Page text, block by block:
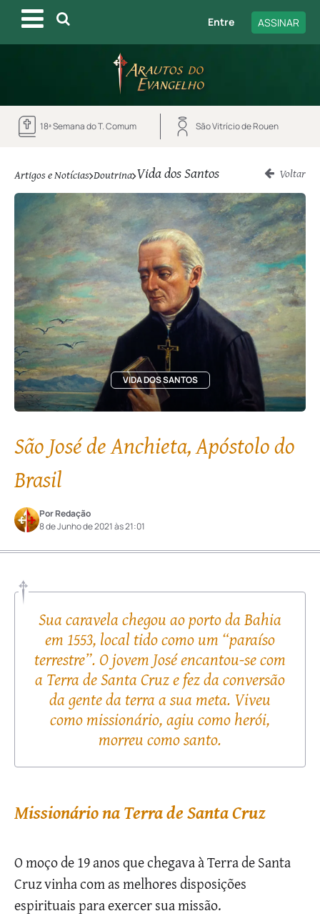
Entre ASSINAR
18ª Semana do T. Comum São Vitrício de Rouen
Artigos e Notícias Doutrina Vida dos Santos Voltar
VIDA DOS SANTOS
São José de Anchieta, Apóstolo do
Brasil
Por Redação
8 de Junho de 2021 às 21:01
Sua caravela chegou ao porto da Bahia
em 1553, local tido como um “paraíso
terrestre”. O jovem José encantou-se com
a Terra de Santa Cruz e fez da conversão
da gente da terra a sua meta. Viveu
como missionário, agiu como herói,
morreu como santo.
Missionário na Terra de Santa Cruz
O moço de 19 anos que chegava à Terra de Santa
Cruz vinha com as melhores disposições
espirituais para exercer sua missão.